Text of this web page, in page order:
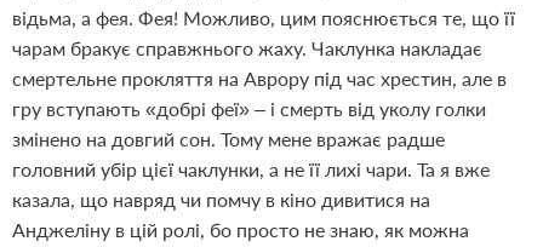
відьма, а фея. Фея! Можливо, цим пояснюється те, що її
чарам бракує справжнього жаху. Чаклунка накладає
смертельне прокляття на Аврору під час хрестин, але в
гру вступають «добрі феї» – і смерть від уколу голки
змінено на довгий сон. Тому мене вражає радше
головний убір цієї чаклунки, а не її лихі чари. Та я вже
казала, що навряд чи помчу в кіно дивитися на
Анджеліну в цій ролі, бо просто не знаю, як можна